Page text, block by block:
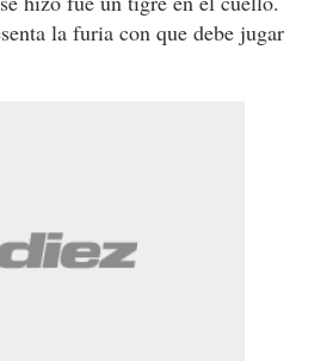
la furia con que debe jugar